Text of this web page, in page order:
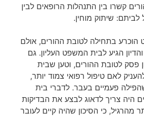
קשרו בין התנהלות הרופאים לבין
שיתוק מוחין.
הוכרע בתחילה לטובת ההורים, אולם
הגיע לבית המשפט העליון. גם
פסק לטובת ההורים, וטען שבית
לאם טיפול רפואי צמוד יותר,
פעמיים בעבר. לדברי בית
היה צריך לדאוג לבצע את הבדיקות
מהרגיל, כי הסיכון שהיה קיים לעובר